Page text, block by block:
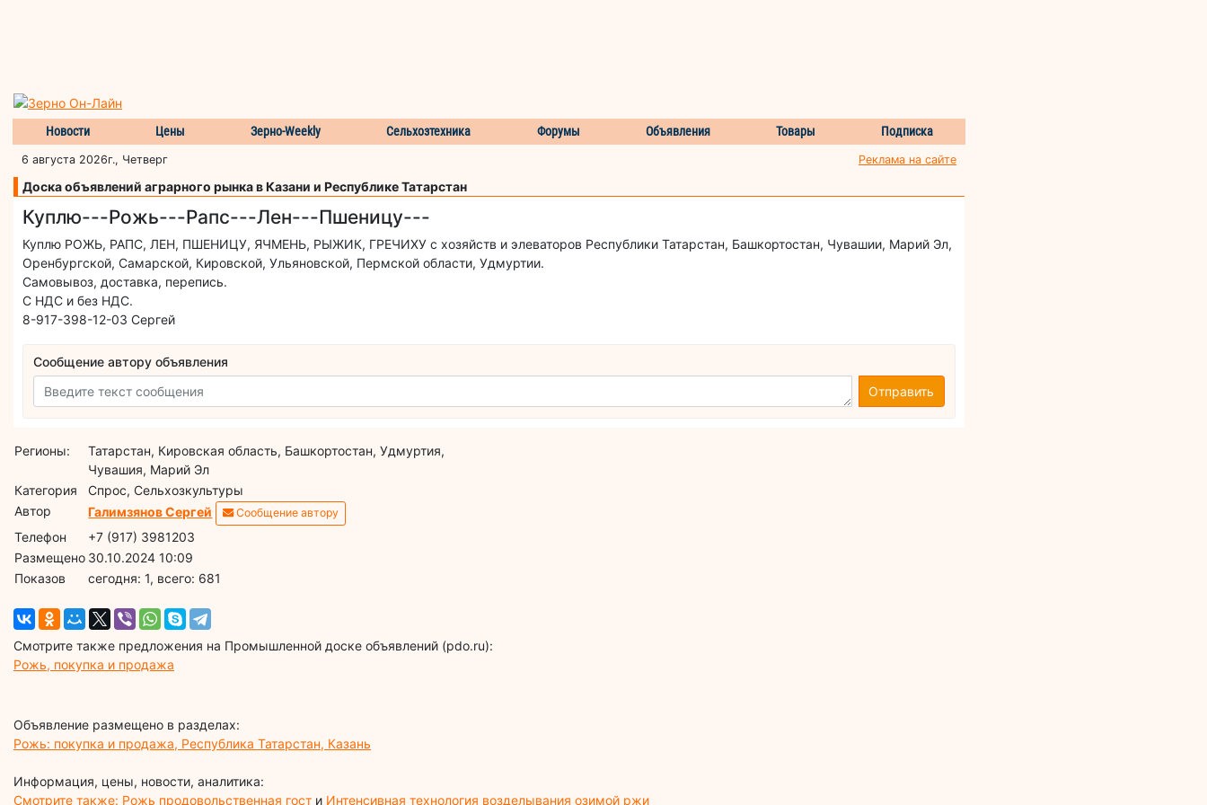
Новости Цены Зерно-Weekly Сельхозтехника Форумы Объявления Товары Подписка
6 августа 2026г., Четверг Реклама на сайте
Доска объявлений аграрного рынка в Казани и Республике Татарстан
Куплю---Рожь---Рапс---Лен---Пшеницу---
Куплю РОЖЬ, РАПС, ЛЕН, ПШЕНИЦУ, ЯЧМЕНЬ, РЫЖИК, ГРЕЧИХУ с хозяйств и элеваторов Республики Татарстан, Башкортостан, Чувашии, Марий Эл,
Оренбургской, Самарской, Кировской, Ульяновской, Пермской области, Удмуртии.
Самовывоз, доставка, перепись.
С НДС и без НДС.
8-917-398-12-03 Сергей
Сообщение автору объявления
Отправить
Регионы:
Татарстан, Кировская область, Башкортостан, Удмуртия,
Чувашия, Марий Эл
Категория
Спрос, Сельхозкультуры
Автор
Галимзянов Сергей Сообщение автору
Телефон
+7 (917) 3981203
Размещено 30.10.2024 10:09
Показов
cегодня: 1, всего: 681
Смотрите также предложения на Промышленной доске объявлений (pdo.ru):
Рожь, покупка и продажа
Объявление размещено в разделах:
Рожь: покупка и продажа, Республика Татарстан, Казань
Информация, цены, новости, аналитика:
Смотрите также: Рожь продовольственная гост и Интенсивная технология возделывания озимой ржи